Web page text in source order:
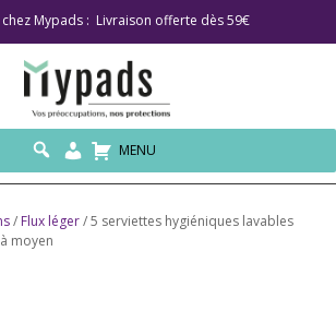
chez Mypads : Livraison offerte dès 59€
MENU
/ Flux léger/ 5 serviettes hygiéniques lavables
moyen